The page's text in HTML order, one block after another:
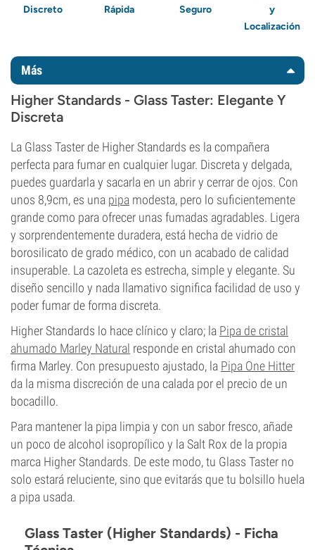
Discreto
Rápida
Seguro
y
Localización
Más
Higher Standards - Glass Taster: Elegante Y
Discreta
La Glass Taster de Higher Standards es la compañera
perfecta para fumar en cualquier lugar. Discreta y delgada,
puedes guardarla y sacarla en un abrir y cerrar de ojos. Con
unos 8,9cm, es una pipa modesta, pero lo suficientemente
grande como para ofrecer unas fumadas agradables. Ligera
y sorprendentemente duradera, está hecha de vidrio de
borosilicato de grado médico, con un acabado de calidad
insuperable. La cazoleta es estrecha, simple y elegante. Su
diseño sencillo y nada llamativo significa facilidad de uso y
poder fumar de forma discreta.
Higher Standards lo hace clínico y claro; la Pipa de cristal
ahumado Marley Natural responde en cristal ahumado con
firma Marley. Con presupuesto ajustado, la Pipa One Hitter
da la misma discreción de una calada por el precio de un
bocadillo.
Para mantener la pipa limpia y con un sabor fresco, añade
un poco de alcohol isopropílico y la Salt Rox de la propia
marca Higher Standards. De este modo, tu Glass Taster no
solo estará reluciente, sino que evitarás que tu bolsillo huela
a pipa usada.
Glass Taster (Higher Standards) - Ficha